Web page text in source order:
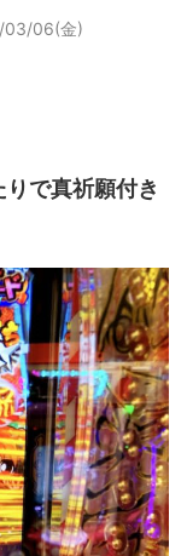
03/06(金)
で真祈願付き